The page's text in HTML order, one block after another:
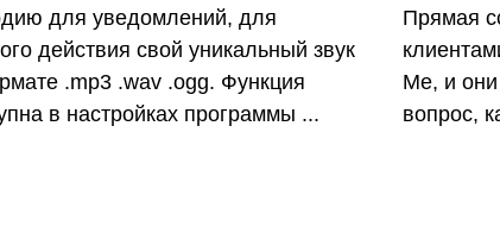
для уведомлений, для
действия свой уникальный звук
.mp3 .wav .ogg. Функция
в настройках программы ...
Прямая
Me, и
вопрос,